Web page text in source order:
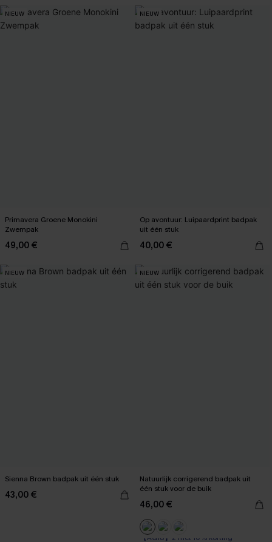
NIEUW
Primavera Groene Monokini
Zwempak
49,00 €
NIEUW
Op avontuur: Luipaardprint badpak
uit één stuk
40,00 €
NIEUW
Sienna Brown badpak uit één stuk
43,00 €
NIEUW
Natuurlijk corrigerend badpak uit
één stuk voor de buik
46,00 €
【AG18】2 met 10% korting